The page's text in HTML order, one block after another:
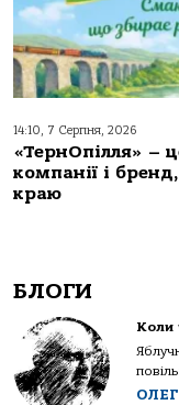
14:10, 7 Серпня, 2026
«ТернОпілля» –
компанії і
краю
БЛОГИ
Коли